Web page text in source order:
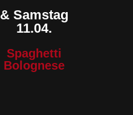
& Samstag
11.04.
Spaghetti
Bolognese